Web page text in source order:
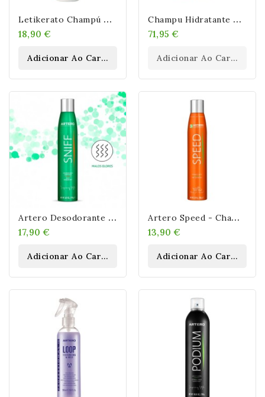
L
Etikerato Champú Fórmula Mantenimiento 500 Ml
18,90 €
Adicionar Ao Carrinho
C
Hampu Hidratante Artero 5 L
71,95 €
Adicionar Ao Carrinho
A
Rtero Desodorante Sniff 300 ML
17,90 €
Adicionar Ao Carrinho
A
Rtero Speed - Champú Seco 300ML
13,90 €
Adicionar Ao Carrinho